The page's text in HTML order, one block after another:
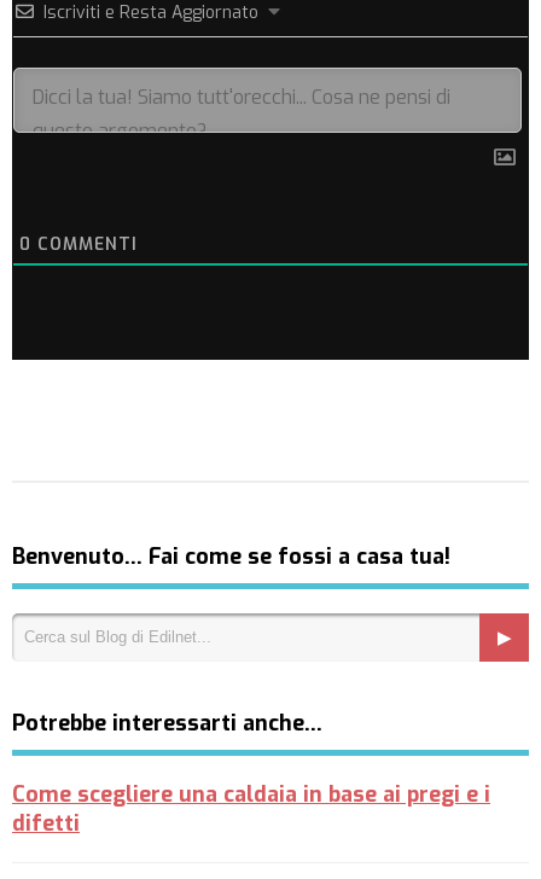
Iscriviti e Resta Aggiornato
0 COMMENTI
Benvenuto… Fai come se fossi a casa tua!
Potrebbe interessarti anche…
Come scegliere una caldaia in base ai pregi e i
difetti